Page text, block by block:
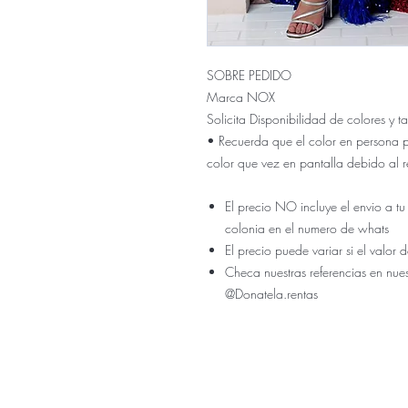
SOBRE PEDIDO
Marca NOX
Solicita Disponibilidad de colores
• Recuerda que el color en
color que vez en pantalla debido al
El precio NO incluye el envio a
colonia en el numero de whats
El precio puede variar si el valor
Checa nuestras referencias en
@Donatela.rentas